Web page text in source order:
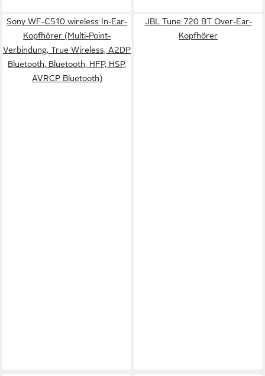
Sony WF-C510 wireless In-Ear-
Kopfhörer (Multi-Point-
Verbindung, True Wireless, A2DP
Bluetooth, Bluetooth, HFP, HSP,
AVRCP Bluetooth)
JBL Tune 720 BT Over-Ear-
Kopfhörer